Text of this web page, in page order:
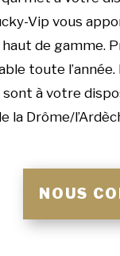
Vip vous
de gamme.
toute
à votre
la Drôme/
NOUS